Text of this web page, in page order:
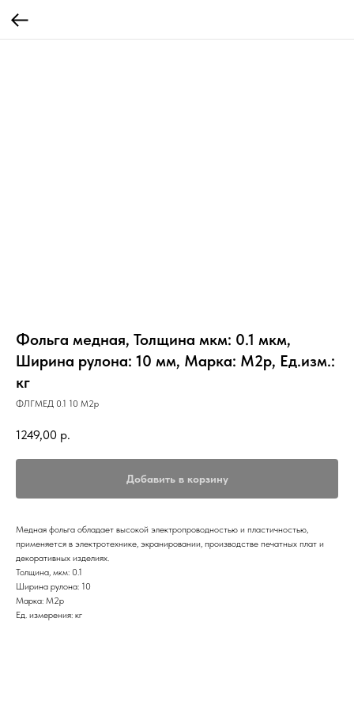
Фольга медная, Толщина мкм: 0.1 мкм,
Ширина рулона: 10 мм, Марка: М2р, Ед.изм.:
кг
ФЛГМЕД 0.1 10 М2р
1249,00 р.
Добавить в корзину
Медная фольга обладает высокой электропроводностью и пластичностью,
применяется в электротехнике, экранировании, производстве печатных плат и
декоративных изделиях.
Толщина, мкм: 0.1
Ширина рулона: 10
Марка: М2р
Ед. измерения: кг